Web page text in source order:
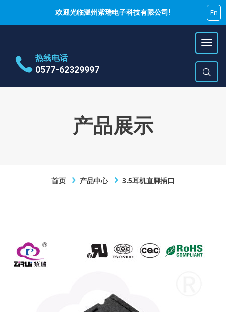
欢迎光临温州紫瑞电子科技有限公司! En
乐清市蒲岐镇特色工业区
周一~周六 9:00~17:00
E-Mail
热线电话
0577-62329997
产品展示
首页 产品中心 3.5耳机直脚插口